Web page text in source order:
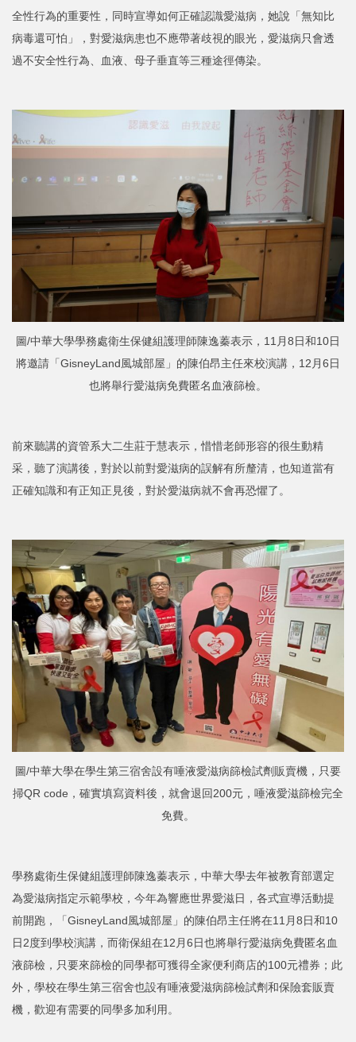
全性行為的重要性，同時宣導如何正確認識愛滋病，她說「無知比
病毒還可怕」，對愛滋病患也不應帶著歧視的眼光，愛滋病只會透
過不安全性行為、血液、母子垂直等三種途徑傳染。
圖/中華大學學務處衛生保健組護理師陳逸蓁表示，11月8日和10日
將邀請「GisneyLand風城部屋」的陳伯昂主任來校演講，12月6日
也將舉行愛滋病免費匿名血液篩檢。
前來聽講的資管系大二生莊于慧表示，惜惜老師形容的很生動精
采，聽了演講後，對於以前對愛滋病的誤解有所釐清，也知道當有
正確知識和有正知正見後，對於愛滋病就不會再恐懼了。
圖/中華大學在學生第三宿舍設有唾液愛滋病篩檢試劑販賣機，只要
掃QR code，確實填寫資料後，就會退回200元，唾液愛滋篩檢完全
免費。
學務處衛生保健組護理師陳逸蓁表示，中華大學去年被教育部選定
為愛滋病指定示範學校，今年為響應世界愛滋日，各式宣導活動提
前開跑，「GisneyLand風城部屋」的陳伯昂主任將在11月8日和10
日2度到學校演講，而衛保組在12月6日也將舉行愛滋病免費匿名血
液篩檢，只要來篩檢的同學都可獲得全家便利商店的100元禮券；此
外，學校在學生第三宿舍也設有唾液愛滋病篩檢試劑和保險套販賣
機，歡迎有需要的同學多加利用。